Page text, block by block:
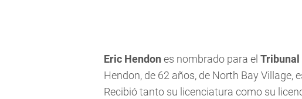
Eric Hendon es nombrado para el Tribunal
Hendon, de 62 años, de North Bay Village,
Recibió tanto su licenciatura como su